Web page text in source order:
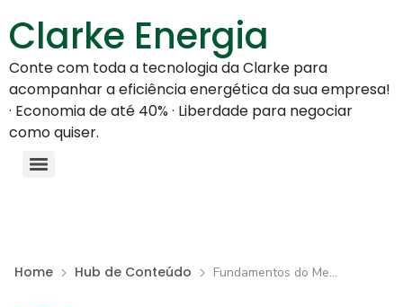
Clarke Energia
Conte com toda a tecnologia da Clarke para
acompanhar a eficiência energética da sua empresa!
· Economia de até 40% · Liberdade para negociar
como quiser.
Home Hub de Conteúdo Fundamentos do Mercado Livre de Energia